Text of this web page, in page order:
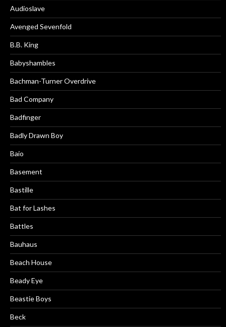
Audioslave
Avenged Sevenfold
B.B. King
Babyshambles
Bachman-Turner Overdrive
Bad Company
Badfinger
Badly Drawn Boy
Baio
Basement
Bastille
Bat for Lashes
Battles
Bauhaus
Beach House
Beady Eye
Beastie Boys
Beck